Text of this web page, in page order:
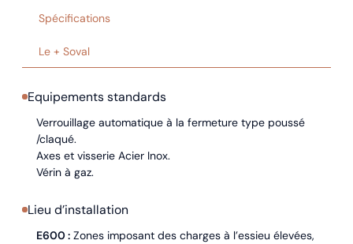
Spécifications
Le + Soval
Equipements standards
Verrouillage automatique à la fermeture type poussé
/claqué.
Axes et visserie Acier Inox.
Vérin à gaz.
Lieu d’installation
E600 :Zones imposant des charges à l’essieu élevées,